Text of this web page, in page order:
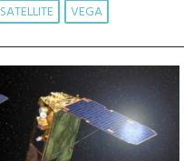
SATELLITE VEGA